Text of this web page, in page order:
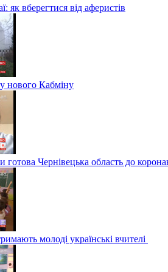
як вберегтися від аферистів
нового Кабміну
Чернівецька область до
молоді українські вчителі